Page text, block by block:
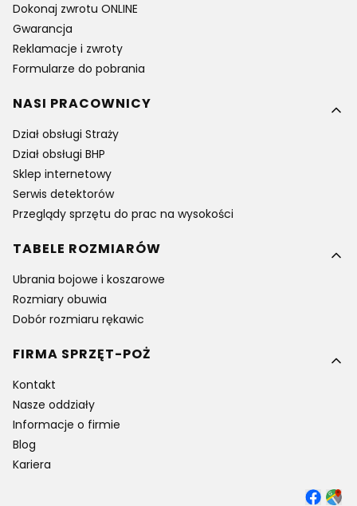
Dokonaj zwrotu ONLINE
Gwarancja
Reklamacje i zwroty
Formularze do pobrania
NASI PRACOWNICY
Dział obsługi Straży
Dział obsługi BHP
Sklep internetowy
Serwis detektorów
Przeglądy sprzętu do prac na wysokości
TABELE ROZMIARÓW
Ubrania bojowe i koszarowe
Rozmiary obuwia
Dobór rozmiaru rękawic
FIRMA SPRZĘT-POŻ
Kontakt
Nasze oddziały
Informacje o firmie
Blog
Kariera